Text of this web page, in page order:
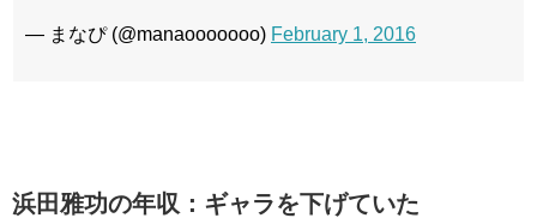
— まなぴ (@manaooooooo) February 1, 2016
浜田雅功の年収：ギャラを下げていた